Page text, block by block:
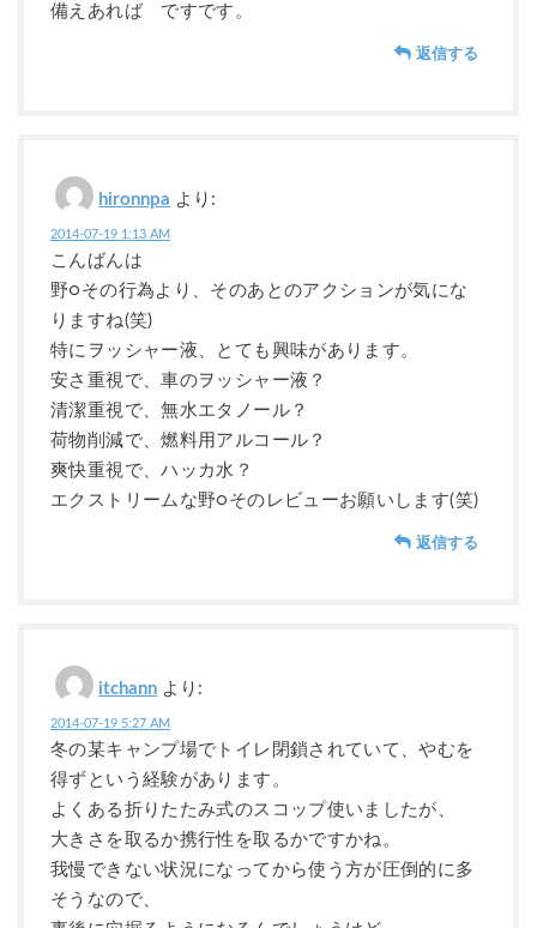
備えあれば ですです。
返信する
hironnpa より:
2014-07-19 1:13 AM
こんばんは
野○その行為より、そのあとのアクションが気にな
りますね(笑)
特にヲッシャー液、とても興味があります。
安さ重視で、車のヲッシャー液？
清潔重視で、無水エタノール？
荷物削減で、燃料用アルコール？
爽快重視で、ハッカ水？
エクストリームな野○そのレビューお願いします(笑)
返信する
itchann より:
2014-07-19 5:27 AM
冬の某キャンプ場でトイレ閉鎖されていて、やむを
得ずという経験があります。
よくある折りたたみ式のスコップ使いましたが、
大きさを取るか携行性を取るかですかね。
我慢できない状況になってから使う方が圧倒的に多
そうなので、